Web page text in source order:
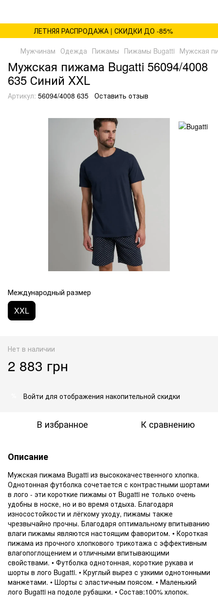
ЛЕТНЯЯ РАСПРОДАЖА | СКИДКИ ДО -85%
Мужчинам Одежда Пижамы Пижамы Bugatti Мужская
Мужская пижама Bugatti 56094/4008
635 Синий XXL
Артикул: 56094/4008 635 Оставить отзыв
Международный размер
XXL
Нет в наличии
2 883 грн
Войти для отображения накопительной скидки
В избранное К сравнению
Описание
Мужская пижама Bugatti из высококачественного хлопка.
Однотонная футболка сочетается с контрастными шортами
в лого - эти короткие пижамы от Bugatti не только очень
удобны в носке, но и во время отдыха. Благодаря
износостойкости и лёгкому уходу, пижамы также
чрезвычайно прочны. Благодаря оптимальному впитыванию
влаги пижамы являются настоящим фаворитом. • Короткая
пижама из прочного хлопкового трикотажа с эффективным
влагопоглощением и отличными впитывающими
свойствами. • Футболка однотонная, короткие рукава и
шорты в лого Bugatti. • Круглый вырез с узкими однотонными
манжетами. • Шорты с эластичным поясом. • Маленький
лого Bugatti на подоле рубашки. • Состав:100% хлопок.